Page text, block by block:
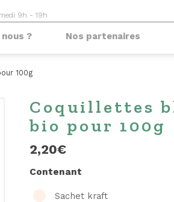
9h - 19h
? Nos partenaires
100g
Coquillettes
bio pour 100g
2,20€
Contenant
Sachet kraft